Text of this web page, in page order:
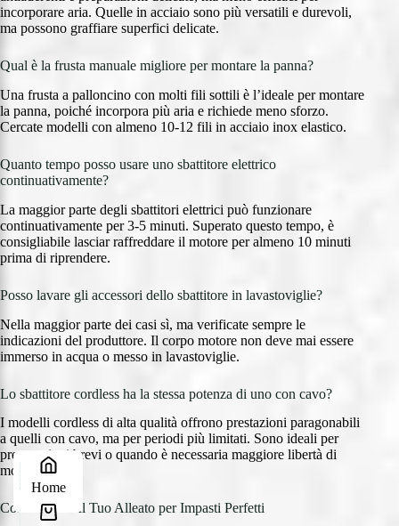
incorporare aria. Quelle in acciaio sono più versatili e durevoli,
ma possono graffiare superfici delicate.
Qual è la frusta manuale migliore per montare la panna?
Una frusta a palloncino con molti fili sottili è l’ideale per montare
la panna, poiché incorpora più aria e richiede meno sforzo.
Cercate modelli con almeno 10-12 fili in acciaio inox elastico.
Quanto tempo posso usare uno sbattitore elettrico
continuativamente?
La maggior parte degli sbattitori elettrici può funzionare
continuativamente per 3-5 minuti. Superato questo tempo, è
consigliabile lasciar raffreddare il motore per almeno 10 minuti
prima di riprendere.
Posso lavare gli accessori dello sbattitore in lavastoviglie?
Nella maggior parte dei casi sì, ma verificate sempre le
indicazioni del produttore. Il corpo motore non deve mai essere
immerso in acqua o messo in lavastoviglie.
Lo sbattitore cordless ha la stessa potenza di uno con cavo?
I modelli cordless di alta qualità offrono prestazioni paragonabili
a quelli con cavo, ma per periodi più limitati. Sono ideali per
preparazioni brevi o quando è necessaria maggiore libertà di
movimento.
Conclusione: Il Tuo Alleato per Impasti Perfetti
Home